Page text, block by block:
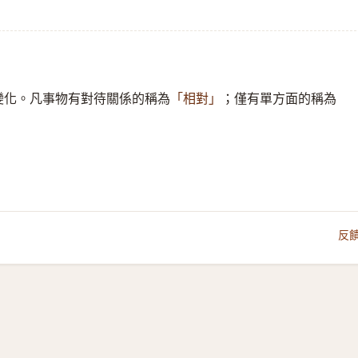
。凡事物有對待關係的稱為 「相對」 ；僅有單方面的稱為
反